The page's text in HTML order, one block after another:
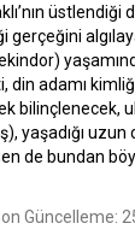
üstlendiği
gerçeğini
din adamı
bilinçlenecek,
yaşadığı
de bundan
Güncelleme: